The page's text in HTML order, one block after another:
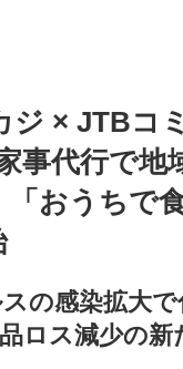
ジ × JTBコ
事代行で地
おうちで
の感染拡大
ロス減少の新